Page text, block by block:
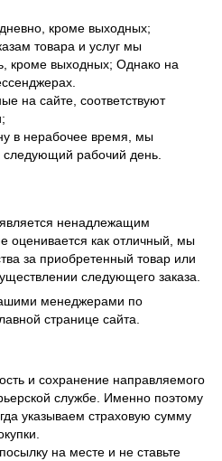
кроме выходных;
товара и услуг мы
кроме выходных; Однако на
на сайте, соответствуют
в нерабочее время, мы
рабочий день.
ненадлежащим
оценивается как отличный, мы
за приобретенный товар или
следующего заказа.
менеджерами по
странице сайта.
и сохранение направляемого
службе. Именно поэтому
указываем страховую сумму
на месте и не ставьте